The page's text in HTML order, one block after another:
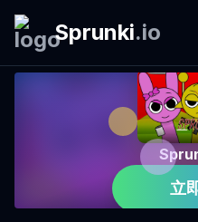
Sprunki.io
立